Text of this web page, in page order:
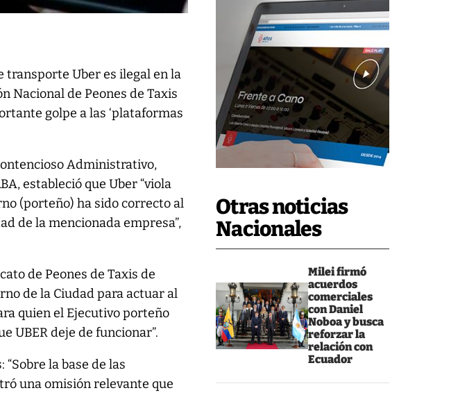
Otras noticias
Nacionales
Milei firmó
acuerdos
comerciales
con Daniel
Noboa y busca
reforzar la
relación con
Ecuador
Uber es ilegal en la
Nacional de Peones de Taxis
golpe a las ‘plataformas
Administrativo,
estableció que Uber “viola
(porteño) ha sido correcto al
de la mencionada empresa”,
de Peones de Taxis de
de la Ciudad para actuar al
quien el Ejecutivo porteño
UBER deje de funcionar”.
la base de las
una omisión relevante que